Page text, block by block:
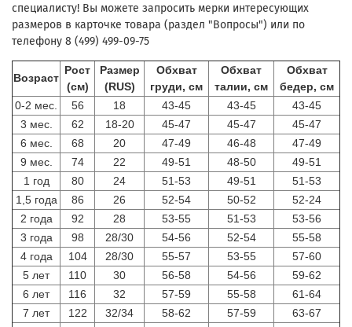
специалисту! Вы можете запросить мерки интересующих
размеров в карточке товара (раздел "Вопросы") или по
телефону 8 (499) 499-09-75
Возраст
Рост
(см)
Размер
(RUS)
Обхват
груди, см
Обхват
талии, см
Обхват
бедер, см
0-2 мес.
56 18 43-45 43-45
43-45
3 мес.
62 18-20 45-47 45-47
45-47
6 мес.
68 20 47-49 46-48
47-49
9 мес.
74 22 49-51 48-50
49-51
1 год
80 24 51-53 49-51
51-53
1,5 года
86 26 52-54 50-52
52-24
2 года
92 28 53-55 51-53
53-56
3 года
98 28/30 54-56 52-54
55-58
4 года
104 28/30 55-57 53-55
57-60
5 лет
110 30 56-58 54-56
59-62
6 лет
116 32 57-59 55-58
61-64
7 лет
122 32/34 58-62 57-59
63-67